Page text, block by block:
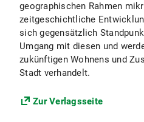
geographischen Rahmen
zeitgeschichtliche
sich gegensätzlich
Umgang mit diesen und
zukünftigen Wohnens und
Stadt verhandelt.
Zur Verlagsseite